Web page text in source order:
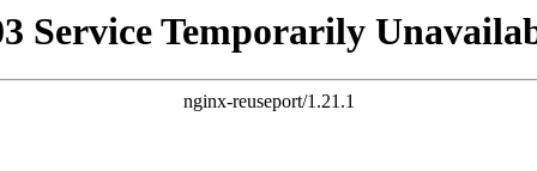
Service Temporarily
nginx-reuseport/1.21.1